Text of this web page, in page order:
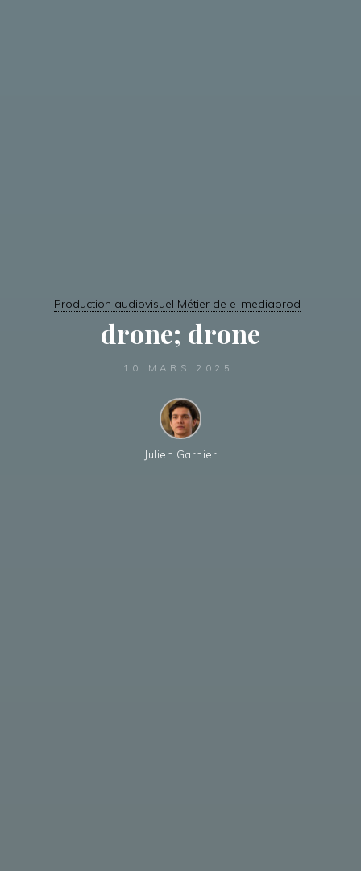
Production audiovisuel Métier de e-mediaprod
drone; drone
10 MARS 2025
Julien Garnier